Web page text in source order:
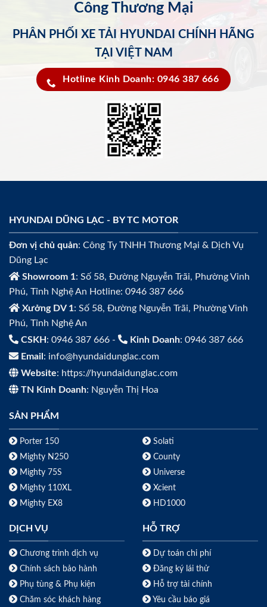
Công Thương Mại
PHÂN PHỐI XE TẢI HYUNDAI CHÍNH HÃNG
TẠI VIỆT NAM
Hotline Kinh Doanh: 0946 387 666
HYUNDAI DŨNG LẠC - BY TC MOTOR
Đơn vị chủ quản: Công Ty TNHH Thương Mại & Dịch Vụ
Dũng Lạc
Showroom 1: Số 58, Đường Nguyễn Trãi, Phường Vinh
Phú, Tỉnh Nghệ An Hotline: 0946 387 666
Xưởng DV 1: Số 58, Đường Nguyễn Trãi, Phường Vinh
Phú, Tỉnh Nghệ An
CSKH : 0946 387 666 - Kinh Doanh: 0946 387 666
Email : info@hyundaidunglac.com
Website: https://hyundaidunglac.com
TN Kinh Doanh: Nguyễn Thị Hoa
SẢN PHẨM
Porter 150
Mighty N250
Mighty 75S
Mighty 110XL
Mighty EX8
Solati
County
Universe
Xcient
HD1000
DỊCH VỤ
Chương trình dịch vụ
Chính sách bảo hành
Phụ tùng & Phụ kiện
Chăm sóc khách hàng
HỖ TRỢ
Dự toán chi phí
Đăng ký lái thử
Hỗ trợ tài chính
Yêu cầu báo giá